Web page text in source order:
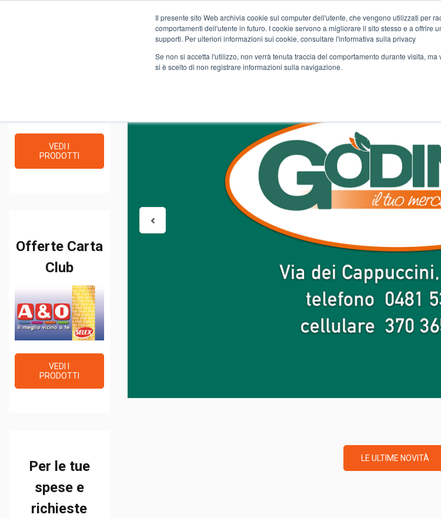
Il presente sito Web archivia cookie sul computer dell'utente, che vengono utilizzati per
comportamenti dell'utente in futuro. I cookie servono a migliorare il sito stesso e a offrire
supporti. Per ulteriori informazioni sui cookie, consultare l'informativa sulla privacy
Se non si accetta l'utilizzo, non verrà tenuta traccia del comportamento durante visita,
si è scelto di non registrare informazioni sulla navigazione.
Novità Chi siamo Servizi Spesa online
VEDI I
PRODOTTI
Offerte Carta
Club
VEDI I
PRODOTTI
Per le tue
spese e
richieste
LE ULTIME NOVITÀ